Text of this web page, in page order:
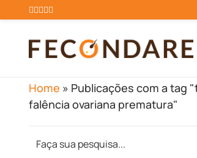
Home » Publicações com a tag
falência ovariana prematura"